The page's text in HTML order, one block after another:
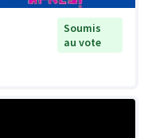
Soumis
au vote